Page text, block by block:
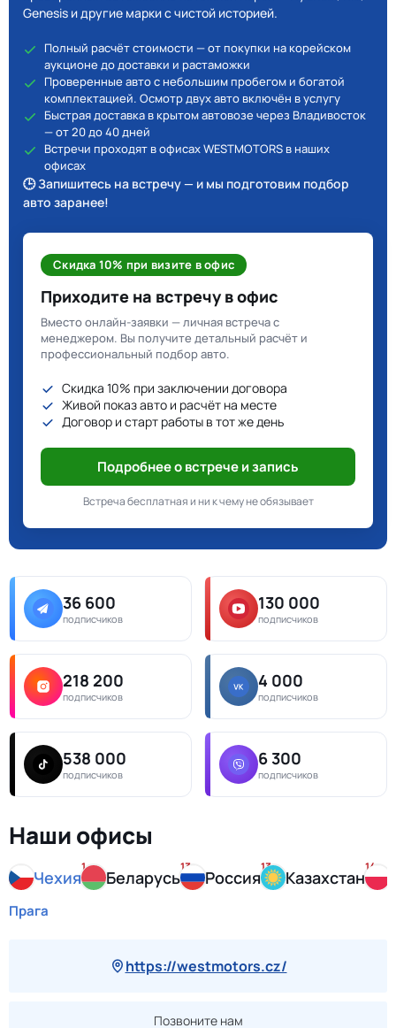
Genesis и другие марки с чистой историей.
Полный расчёт стоимости — от покупки на корейском
аукционе до доставки и растаможки
Проверенные авто с небольшим пробегом и богатой
комплектацией. Осмотр двух авто включён в услугу
Быстрая доставка в крытом автовозе через Владивосток
— от 20 до 40 дней
Встречи проходят в офисах WESTMOTORS в наших
офисах
🕒 Запишитесь на встречу — и мы подготовим подбор
авто заранее!
Скидка 10% при визите в офис
Приходите на встречу в офис
Вместо онлайн-заявки — личная встреча с
менеджером. Вы получите детальный расчёт и
профессиональный подбор авто.
Скидка 10% при заключении договора
Живой показ авто и расчёт на месте
Договор и старт работы в тот же день
Подробнее о встрече и запись
Встреча бесплатная и ни к чему не обязывает
36 600
подписчиков
130 000
подписчиков
218 200
подписчиков
4 000
подписчиков
538 000
подписчиков
6 300
подписчиков
Наши офисы
Чехия
1
Беларусь
13
Россия
13
Казахстан
14
Прага
https://westmotors.cz/
Позвоните нам